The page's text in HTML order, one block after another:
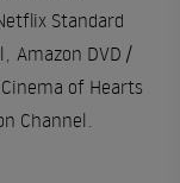
Standard
Amazon DVD /
Cinema of Hearts
Channel